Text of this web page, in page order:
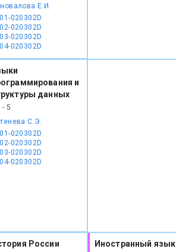
Е.И.
020302D
020302D
020302D
020302D
и
данных
- 5
С.Э.
020302D
020302D
020302D
020302D
России Иностранный язык